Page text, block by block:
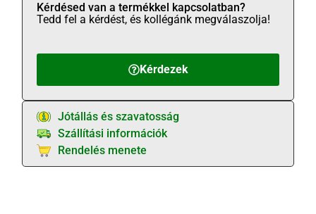
Kérdezek
Kérdésed van a termékkel kapcsolatban?
Tedd fel a kérdést, és kollégánk megválaszolja!
Jótállás és szavatosság
Szállítási információk
Rendelés menete